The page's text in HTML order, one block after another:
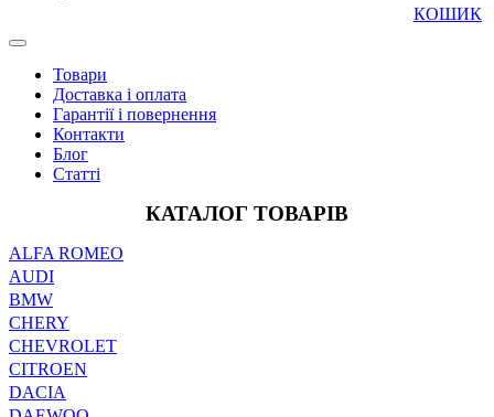
КОШИК
Товари
Доставка і оплата
Гарантії і повернення
Контакти
Блог
Статті
КАТАЛОГ ТОВАРІВ
ALFA ROMEO
AUDI
BMW
CHERY
CHEVROLET
CITROEN
DACIA